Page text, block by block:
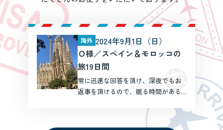
海外 2024年9月1日（日）
Ｏ様／スペイン＆モロッコの
旅19日間
常に迅速な回答を頂け、深夜でもお
返事を頂けるので、眠る時間がある
の希望を明確に伝えれば、きちんと
希望通りのプランを作って頂け無駄